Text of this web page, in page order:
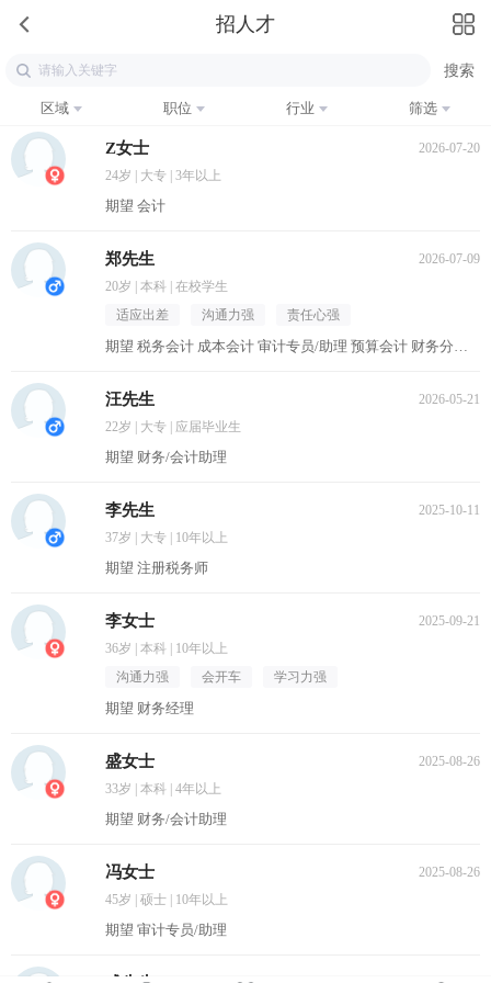
招人才
区域 职位 行业 筛选
Z女士
2026-07-20
24岁 | 大专 | 3年以上
期望 会计
郑先生
2026-07-09
20岁 | 本科 | 在校学生
适应出差
沟通力强 责任心强
期望 税务会计 成本会计 审计专员/助理 预算会计 财务分析员
汪先生
2026-05-21
22岁 | 大专 | 应届毕业生
期望 财务/会计助理
李先生
2025-10-11
37岁 | 大专 | 10年以上
期望 注册税务师
李女士
2025-09-21
36岁 | 本科 | 10年以上
沟通力强
会开车 学习力强
期望 财务经理
盛女士
2025-08-26
33岁 | 本科 | 4年以上
期望 财务/会计助理
冯女士
2025-08-26
45岁 | 硕士 | 10年以上
期望 审计专员/助理